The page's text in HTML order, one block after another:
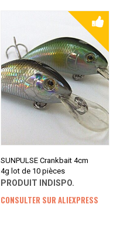
SUNPULSE Crankbait 4cm
4g lot de 10 pièces
PRODUIT INDISPO.
CONSULTER SUR ALIEXPRESS